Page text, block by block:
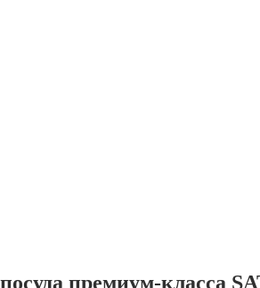
премиум-класса